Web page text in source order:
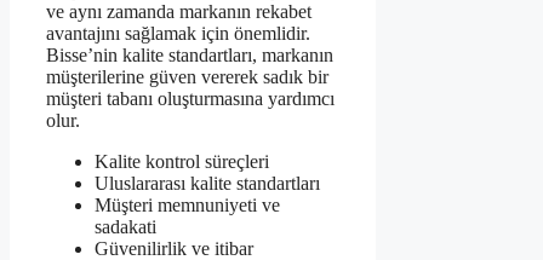
ve aynı zamanda markanın rekabet
avantajını sağlamak için önemlidir.
Bisse’nin kalite standartları, markanın
müşterilerine güven vererek sadık bir
müşteri tabanı oluşturmasına yardımcı
olur.
Kalite kontrol süreçleri
Uluslararası kalite standartları
Müşteri memnuniyeti ve
sadakati
Güvenilirlik ve itibar